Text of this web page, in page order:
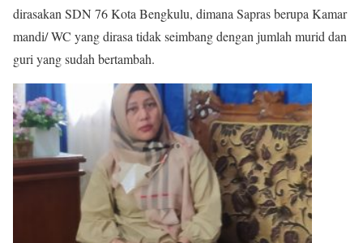
dirasakan SDN 76 Kota Bengkulu, dimana Sapras berupa Kamar
mandi/ WC yang dirasa tidak seimbang dengan jumlah murid dan
guri yang sudah bertambah.